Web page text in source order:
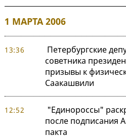
1 МАРТА 2006
13:36
Петербургские
советника
призывы к
Саакашвили
12:52
"Единороссы"
после подписания
пакта